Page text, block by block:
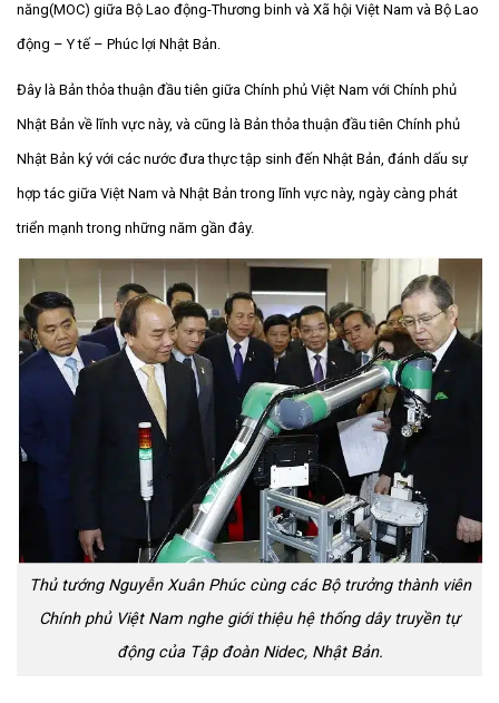
năng(MOC) giữa Bộ Lao động-Thương binh và Xã hội Việt Nam và Bộ Lao
động – Y tế – Phúc lợi Nhật Bản.
Đây là Bản thỏa thuận đầu tiên giữa Chính phủ Việt Nam với Chính phủ
Nhật Bản về lĩnh vực này, và cũng là Bản thỏa thuận đầu tiên Chính phủ
Nhật Bản ký với các nước đưa thực tập sinh đến Nhật Bản, đánh dấu sự
hợp tác giữa Việt Nam và Nhật Bản trong lĩnh vực này, ngày càng phát
triển mạnh trong những năm gần đây.
Thủ tướng Nguyễn Xuân Phúc cùng các Bộ trưởng thành viên
Chính phủ Việt Nam nghe giới thiệu hệ thống dây truyền tự
động của Tập đoàn Nidec, Nhật Bản.